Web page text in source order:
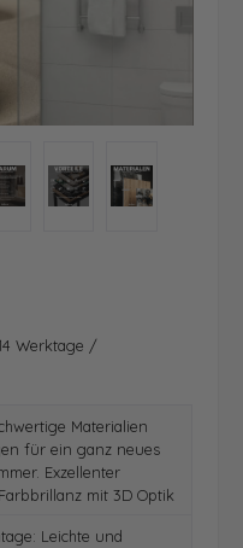
Werktage /
Materialien
für ein ganz neues
Exzellenter
mit 3D Optik
Leichte und